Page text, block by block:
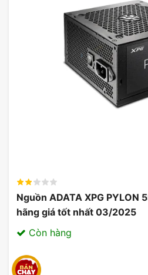
Nguồn ADATA XPG PYLON
hãng giá tốt nhất 03/2025
Còn hàng